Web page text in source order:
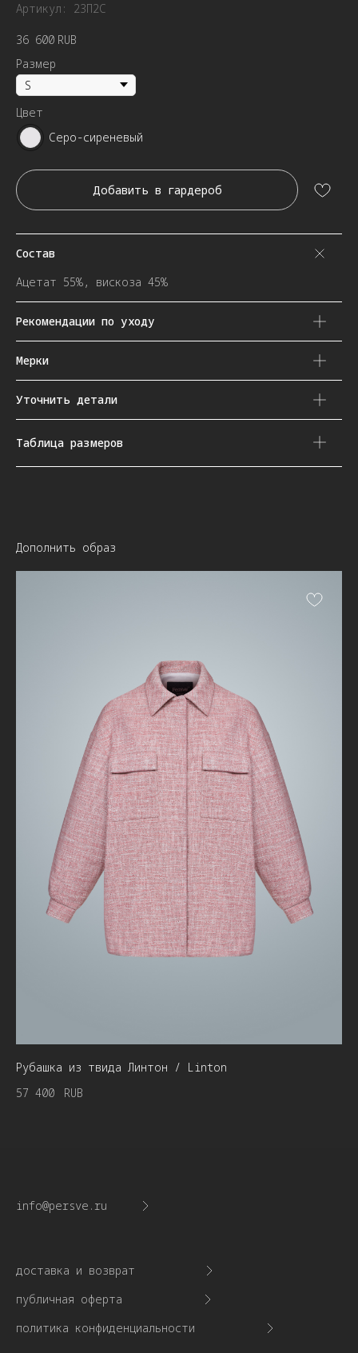
Артикул: 23П2С
36 600 RUB
Размер
Цвет
Серо-сиреневый
Добавить в гардероб
Состав
Ацетат 55%, вискоза 45%
Рекомендации по уходу
Мерки
Уточнить детали
Таблица размеров
Дополнить образ
Рубашка из твида Линтон / Linton
57 400
RUB
info@persve.ru
публичная оферта
доставка и возврат
политика конфиденциальности